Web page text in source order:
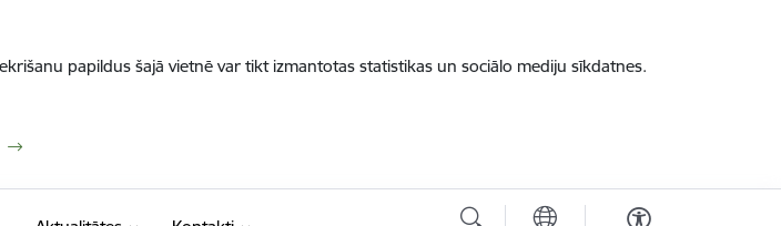
papildus šajā vietnē var tikt izmantotas statistikas un sociālo mediju sīkdatnes.